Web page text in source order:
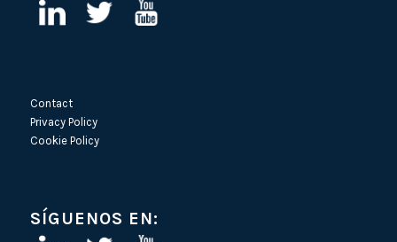
Contact
Privacy Policy
Cookie Policy
SÍGUENOS EN: